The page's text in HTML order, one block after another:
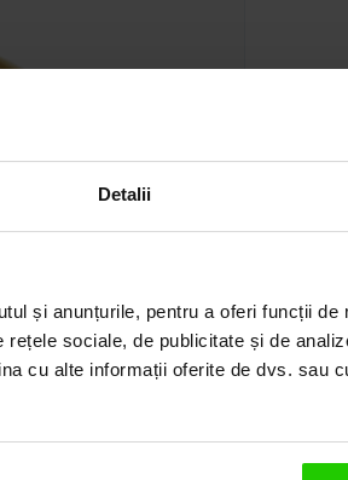
Detalii
și anunțurile, pentru a oferi funcții
sociale, de publicitate și de
cu alte informații oferite de dvs. sau